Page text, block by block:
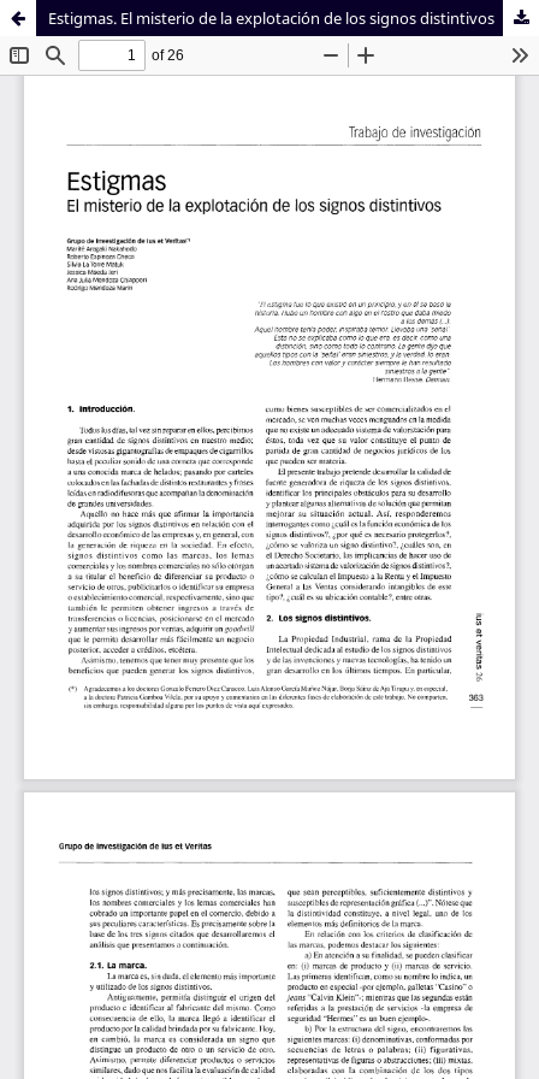
Sistema de
Bibliotecas
Facultad de
Derecho
Estigmas. El misterio de la explotación de los signos distintivos